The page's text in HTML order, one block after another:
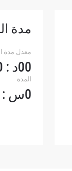
مدة
معدل مدة
00د : 00ث
المدة
0س : 00د : 00ث